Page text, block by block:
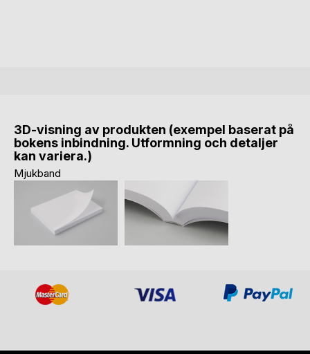
3D-visning av produkten (exempel baserat på
bokens inbindning. Utformning och detaljer
kan variera.)
Mjukband